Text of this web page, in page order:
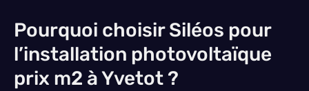
Pourquoi choisir Siléos pour
l’installation photovoltaïque
prix m2 à Yvetot ?